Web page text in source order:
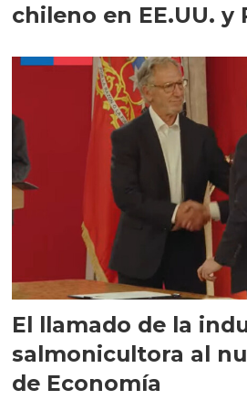
chileno en EE.UU. y
El llamado de la
salmonicultora al
de Economía